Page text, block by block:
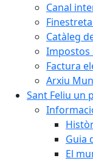
Canal
Catàleg
Impostos
Factura
Arxiu
Sant Feliu un
Guia
El